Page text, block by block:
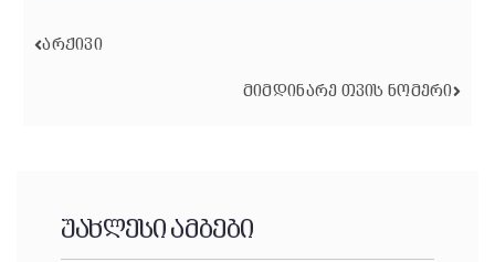
ᲐᲠᲥᲘᲕᲘ
ᲛᲘᲛᲓᲘᲜᲐᲠᲔ ᲗᲕᲘᲡ ᲜᲝᲛᲔᲠᲘ
უახლესი ამბები